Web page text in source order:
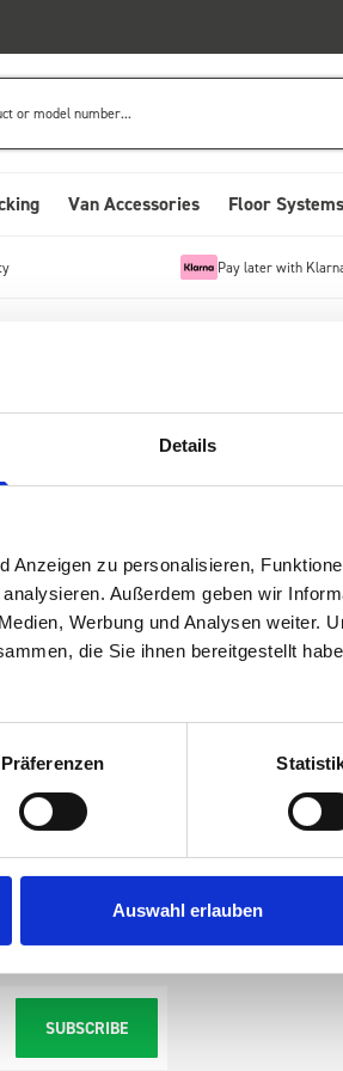
Details
Anzeigen zu personalisieren,
Außerdem geben wir
Werbung und Analysen weiter.
die Sie ihnen bereitgestellt
Präferenzen
Auswahl erlauben
or model number...
Van Accessories Floor Systems
Pay later with
so you don't miss out on any exciting
SUBSCRIBE